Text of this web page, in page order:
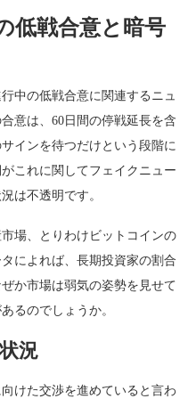
低戦合意と暗号
中の低戦合意に関連するニュ
意は、60日間の停戦延長を含
インを待つだけという段階に
これに関してフェイクニュー
は不透明です。
場、とりわけビットコインの
によれば、長期投資家の割合
か市場は弱気の姿勢を見せて
るのでしょうか。
況
けた交渉を進めていると言わ